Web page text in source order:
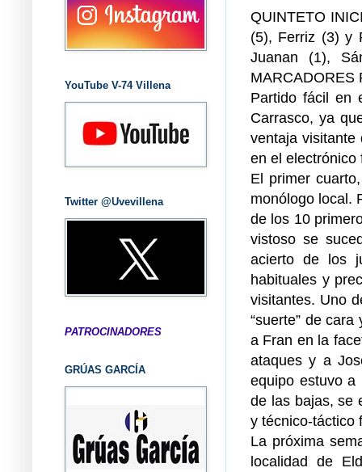
QUINTETO
(5), Ferriz (3) y
Juanan (1),
MARCADORES
Partido fácil en
Carrasco, ya
ventaja visitante
en el electrónico
El primer
monólogo local.
de los 10
vistoso se
acierto de los
habituales y
visitantes. Uno
“suerte” de
a Fran en la
ataques y a
equipo estuvo
de las bajas, se
y técnico-táctico
La próxima
localidad de
YouTube V-74 Villena
Twitter @Uvevillena
PATROCINADORES
GRÚAS GARCÍA